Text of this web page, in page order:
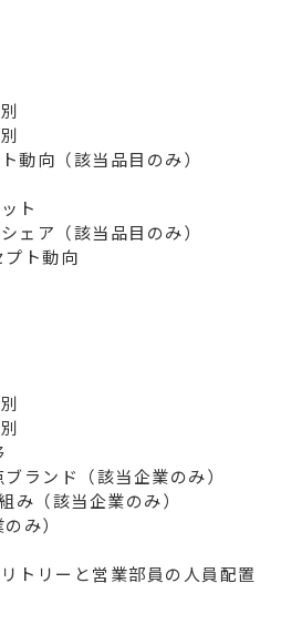
向（該当品目のみ）
ト
ア（該当品目のみ）
ト動向
ランド（該当企業のみ）
（該当企業のみ）
み）
リーと営業部員の人員配置